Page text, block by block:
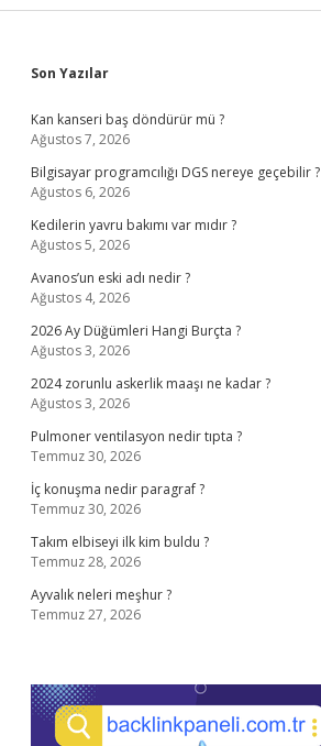
Sidebar
Son Yazılar
Kan kanseri baş döndürür mü ?
Ağustos 7, 2026
Bilgisayar programcılığı DGS nereye geçebilir ?
Ağustos 6, 2026
Kedilerin yavru bakımı var mıdır ?
Ağustos 5, 2026
Avanos’un eski adı nedir ?
Ağustos 4, 2026
2026 Ay Düğümleri Hangi Burçta ?
Ağustos 3, 2026
2024 zorunlu askerlik maaşı ne kadar ?
Ağustos 3, 2026
Pulmoner ventilasyon nedir tıpta ?
Temmuz 30, 2026
İç konuşma nedir paragraf ?
Temmuz 30, 2026
Takım elbiseyi ilk kim buldu ?
Temmuz 28, 2026
Ayvalık neleri meşhur ?
Temmuz 27, 2026